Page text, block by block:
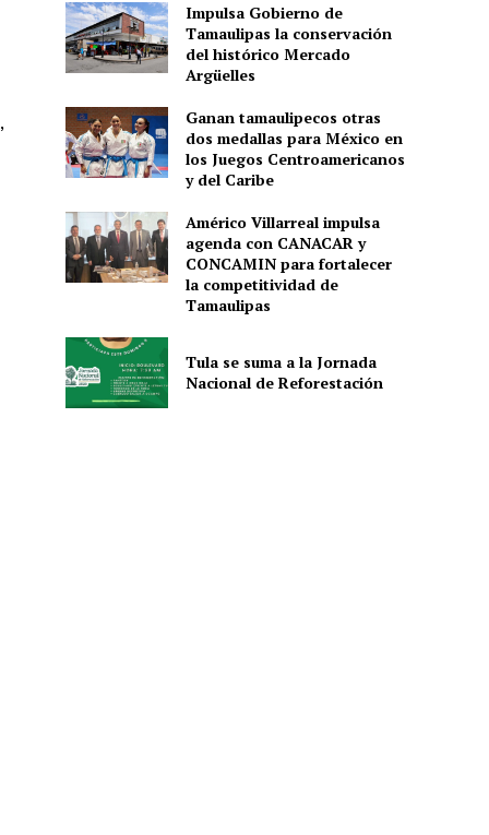
Impulsa Gobierno de
Tamaulipas la conservación
del histórico Mercado
Argüelles
Ganan tamaulipecos otras
dos medallas para México en
los Juegos Centroamericanos
y del Caribe
Américo Villarreal impulsa
agenda con CANACAR y
CONCAMIN para fortalecer
la competitividad de
Tamaulipas
Tula se suma a la Jornada
Nacional de Reforestación